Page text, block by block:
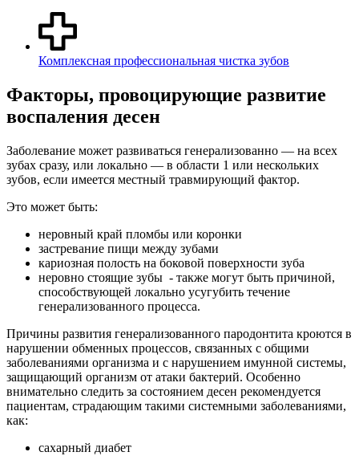
Комплексная профессиональная чистка зубов
Факторы, провоцирующие развитие
воспаления десен
Заболевание может развиваться генерализованно — на всех
зубах сразу, или локально — в области 1 или нескольких
зубов, если имеется местный травмирующий фактор.
Это может быть:
неровный край пломбы или коронки
застревание пищи между зубами
кариозная полость на боковой поверхности зуба
неровно стоящие зубы - также могут быть причиной,
способствующей локально усугубить течение
генерализованного процесса.
Причины развития генерализованного пародонтита кроются в
нарушении обменных процессов, связанных с общими
заболеваниями организма и с нарушением имунной системы,
защищающий организм от атаки бактерий. Особенно
внимательно следить за состоянием десен рекомендуется
пациентам, страдающим такими системными заболеваниями,
как:
сахарный диабет